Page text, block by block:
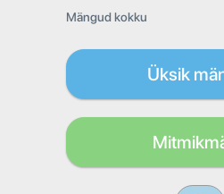
Mängud kokku
Üksik